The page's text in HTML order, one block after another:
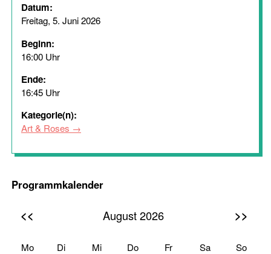
Datum:
Freitag, 5. Juni 2026
Beginn:
16:00 Uhr
Ende:
16:45 Uhr
Kategorie(n):
Art & Roses
Programmkalender
<< August 2026 >>
Mo Di Mi Do Fr Sa So